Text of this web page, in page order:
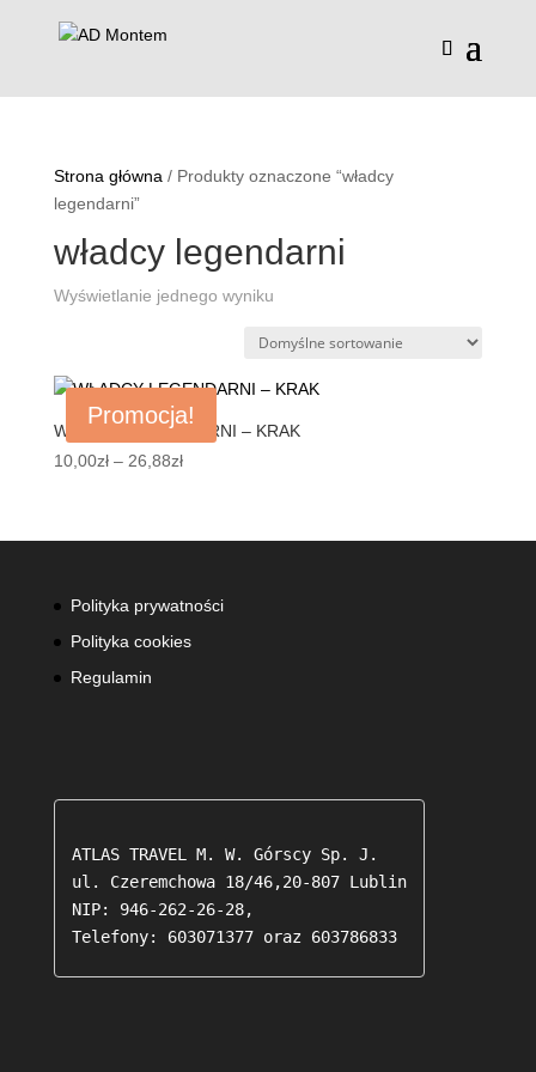
Strona główna / Produkty oznaczone “władcy
legendarni”
władcy legendarni
Wyświetlanie jednego wyniku
Promocja!
WŁADCY LEGENDARNI – KRAK
10,00zł – 26,88złZakres
10,00zł
26,88zł
Polityka prywatności
Polityka cookies
Regulamin
ATLAS TRAVEL M. W. Górscy Sp. J.
ul. Czeremchowa 18/46,20-807 Lublin
NIP: 946-262-26-28,
Telefony: 603071377 oraz 603786833